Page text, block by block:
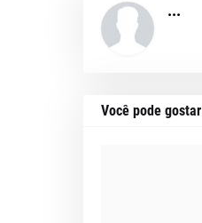
...
Você pode gostar